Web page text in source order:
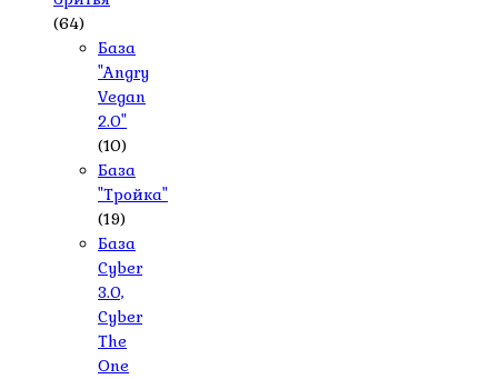
(64)
База
"Angry
Vegan
2.0"
(10)
База
"Тройка"
(19)
База
Cyber
3.0,
Cyber
The
One